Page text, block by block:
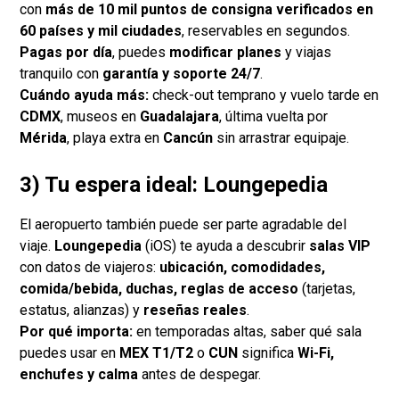
con más de 10 mil puntos de consigna verificados en
60 países y mil ciudades, reservables en segundos.
Pagas por día, puedes modificar planes y viajas
tranquilo con garantía y soporte 24/7.
Cuándo ayuda más: check-out temprano y vuelo tarde en
CDMX, museos en Guadalajara, última vuelta por
Mérida, playa extra en Cancún sin arrastrar equipaje.
3) Tu espera ideal: Loungepedia
El aeropuerto también puede ser parte agradable del
viaje. Loungepedia (iOS) te ayuda a descubrir salas VIP
con datos de viajeros: ubicación, comodidades,
comida/bebida, duchas, reglas de acceso (tarjetas,
estatus, alianzas) y reseñas reales.
Por qué importa: en temporadas altas, saber qué sala
puedes usar en MEX T1/T2 o CUN significaWi-Fi,
enchufes y calma antes de despegar.